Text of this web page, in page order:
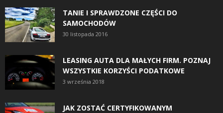
TANIE I SPRAWDZONE CZĘŚCI DO
SAMOCHODÓW
30 listopada 2016
LEASING AUTA DLA MAŁYCH FIRM. POZNAJ
WSZYSTKIE KORZYŚCI PODATKOWE
3 września 2018
JAK ZOSTAĆ CERTYFIKOWANYM